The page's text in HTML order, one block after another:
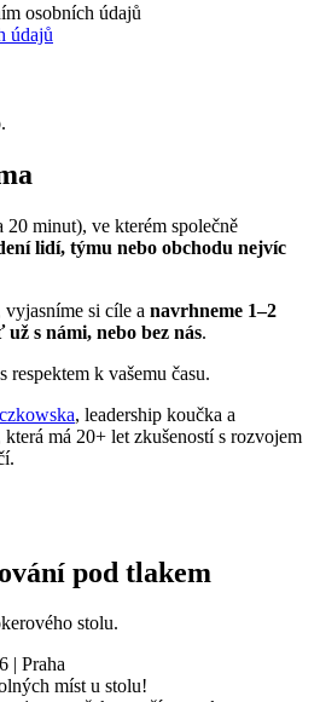
osobních údajů
údajů
minut), ve kterém společně
lidí, týmu nebo obchodu nejvíc
vyjasníme si cíle a navrhneme 1–2
s námi, nebo bez nás.
respektem k vašemu času.
, leadership koučka a
má 20+ let zkušeností s rozvojem
pod tlakem
stolu.
| Praha
míst u stolu!